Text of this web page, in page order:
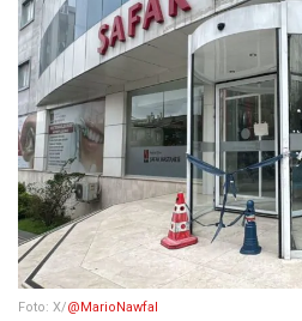
Foto: X/@MarioNawfal